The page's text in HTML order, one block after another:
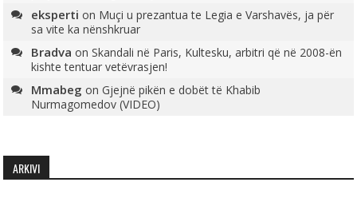
eksperti on Muçi u prezantua te Legia e Varshavës, ja për
sa vite ka nënshkruar
Bradva onSkandali në Paris, Kultesku, arbitri që në 2008-ën
kishte tentuar vetëvrasjen!
Mmabeg onGjejnë pikën e dobët të Khabib
Nurmagomedov (VIDEO)
ARKIVI